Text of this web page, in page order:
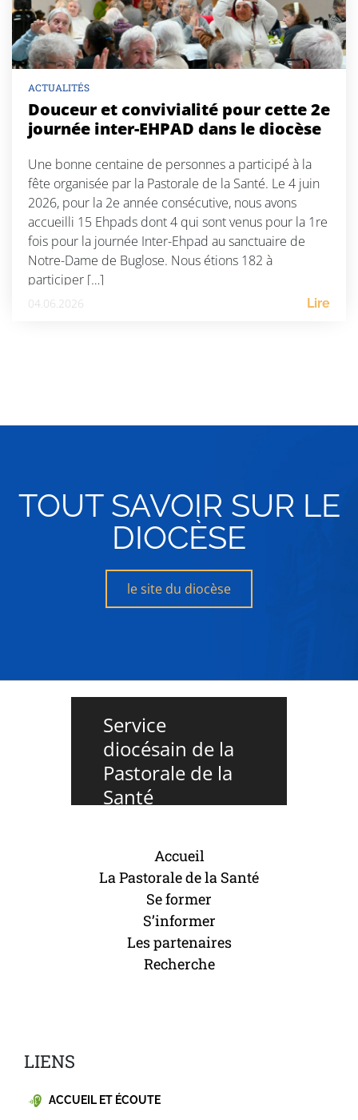
ACTUALITÉS
Douceur et convivialité pour cette 2e
journée inter-EHPAD dans le diocèse
Une bonne centaine de personnes a participé à la
fête organisée par la Pastorale de la Santé. Le 4 juin
2026, pour la 2e année consécutive, nous avons
accueilli 15 Ehpads dont 4 qui sont venus pour la 1re
fois pour la journée Inter-Ehpad au sanctuaire de
Notre-Dame de Buglose. Nous étions 182 à
participer […]
04.06.2026 Lire
TOUT SAVOIR SUR LE
DIOCÈSE
le site du diocèse
Service
diocésain de la
Pastorale de la
Santé
Accueil
La Pastorale de la Santé
Se former
S’informer
Les partenaires
Recherche
LIENS
ACCUEIL ET ÉCOUTE